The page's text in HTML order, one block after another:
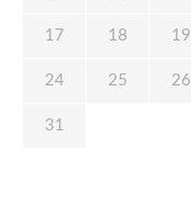
17 18 19
24 25 26
31